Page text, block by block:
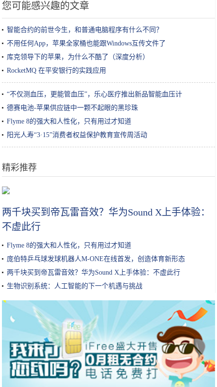
您可能感兴趣的文章
智能合约的前世今生，和普通电脑程序有什么不同？
不用任何App，苹果全家桶也能跟Windows互传文件了
库克领导下的苹果，为什么不酷了（深度分析）
RocketMQ 在平安银行的实践应用
“不仅测血压，更能管血压”，乐心医疗推出新品智能血压计
德赛电池-苹果供应链中一颗不起眼的黑珍珠
Flyme 8的强大和人性化，只有用过才知道
阳光人寿“3·15”消费者权益保护教育宣传周活动
精彩推荐
只花8毛钱，自己在家就能做的润肤油！冬季预防手脚干裂效果棒！
两千块买到帝瓦雷音效？华为Sound X上手体验：
不虚此行
Flyme 8的强大和人性化，只有用过才知道
庞伯特乒乓球发球机器人M-ONE在线首发，创造体育新形态
两千块买到帝瓦雷音效？华为Sound X上手体验：不虚此行
生物识别系统：人工智能的下一个机遇与挑战